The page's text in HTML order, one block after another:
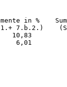
in %
7.b.2.)
10,83
6,01